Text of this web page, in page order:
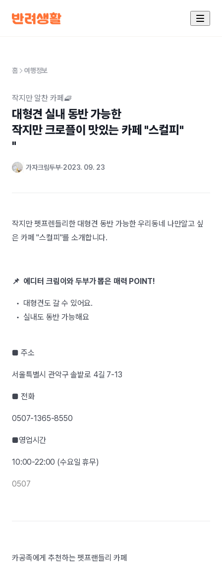
홈 여행정보
작지만 알찬 카페🧇
대형견 실내 동반 가능한
작지만 크로플이 맛있는 카페 "스컬피"
"
가자크림두부 2023. 09. 23
작지만 펫프렌들리한 대형견 동반 가능한 우리동네 나만알고 싶
은 카페 "스컬피"를 소개합니다.
📌 에디터 크림이와 두부가 뽑은 매력 POINT!
• 대형견도 갈 수 있어요.
• 실내도 동반 가능해요
■ 주소
서울특별시 관악구 솔밭로 4길 7-13
■ 전화
0507-1365-8550
■영업시간
10:00-22:00 (수요일 휴무)
0507
카공족에게 추천하는 펫프랜들리 카페